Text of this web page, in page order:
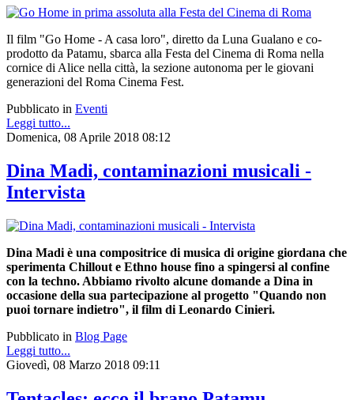
Il film "Go Home - A casa loro", diretto da Luna Gualano e co-
prodotto da Patamu, sbarca alla Festa del Cinema di Roma nella
cornice di Alice nella città, la sezione autonoma per le giovani
generazioni del Roma Cinema Fest.
Pubblicato in Eventi
Leggi tutto...
Domenica, 08 Aprile 2018 08:12
Dina Madi, contaminazioni musicali -
Intervista
Dina Madi è una compositrice di musica di origine giordana che
sperimenta Chillout e Ethno house fino a spingersi al confine
con la techno. Abbiamo rivolto alcune domande a Dina in
occasione della sua partecipazione al progetto "Quando non
puoi tornare indietro", il film di Leonardo Cinieri.
Pubblicato in Blog Page
Leggi tutto...
Giovedì, 08 Marzo 2018 09:11